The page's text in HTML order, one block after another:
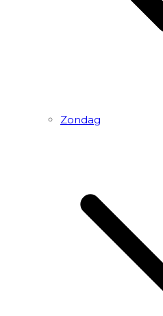
Zondag